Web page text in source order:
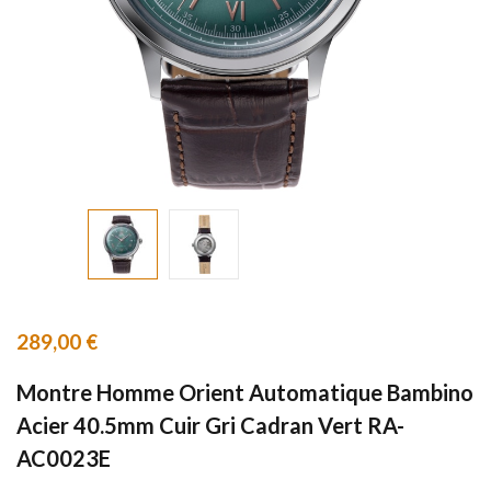
289,00 €
Montre Homme Orient Automatique Bambino
Acier 40.5mm Cuir Gri Cadran Vert RA-
AC0023E
MON COMPTE